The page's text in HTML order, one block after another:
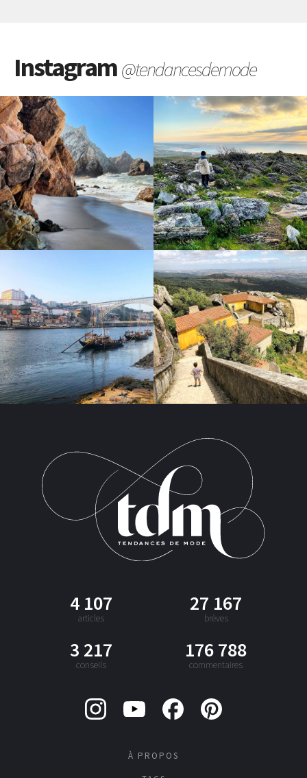
Instagram@tendancesdemode
4 107
articles
27 167
brèves
3 217
conseils
176 788
commentaires
À PROPOS